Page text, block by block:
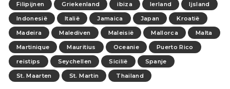
Filipijnen
Griekenland ibiza Ierland
Ijsland
Indonesië
Italië Jamaica Japan
Kroatië
Madeira
Malediven Maleisië Mallorca
Malta
Martinique
Mauritius Oceanie
Puerto Rico
reistips
Seychellen Sicilië
Spanje
St. Maarten
St. Martin Thailand